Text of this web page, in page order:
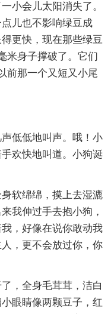
小会儿太阳消失了。
儿也不影响绿豆成
更快，现在那些绿豆
米身子撑破了。它们
前那一个又短又小尾
低低地叫声。哦！小
欢快地叫道。小狗诞
软绵绵，摸上去湿漉
我伸过手去抱小狗，
，好像在说你敢动我
，更不会放过你，你
，全身毛茸茸，洁白
眼睛像两颗豆子，红